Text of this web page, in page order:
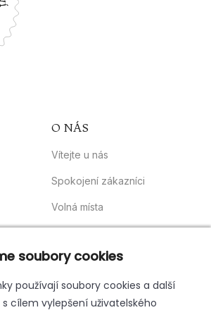
O NÁS
Vítejte u nás
Spokojení zákazníci
Volná místa
soubory cookies
používají soubory cookies a další
cílem vylepšení uživatelského